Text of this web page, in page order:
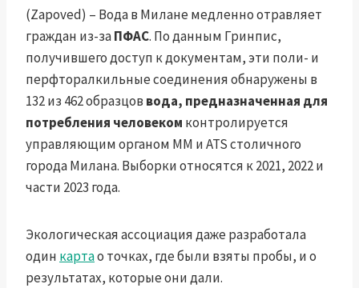
(Zapoved) – Вода в Милане медленно отравляет
граждан из-заПФАС. По данным Гринпис,
получившего доступ к документам, эти поли- и
перфторалкильные соединения обнаружены в
132 из 462 образцов вода, предназначенная для
потребления человеком контролируется
управляющим органом MM и ATS столичного
города Милана. Выборки относятся к 2021, 2022 и
части 2023 года.
Экологическая ассоциация даже разработала
один картао точках, где были взяты пробы, и о
результатах, которые они дали.